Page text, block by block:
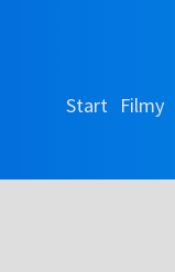
Start Filmy